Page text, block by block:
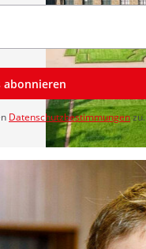
abonnieren
Datenschutzbestimmungenzu.